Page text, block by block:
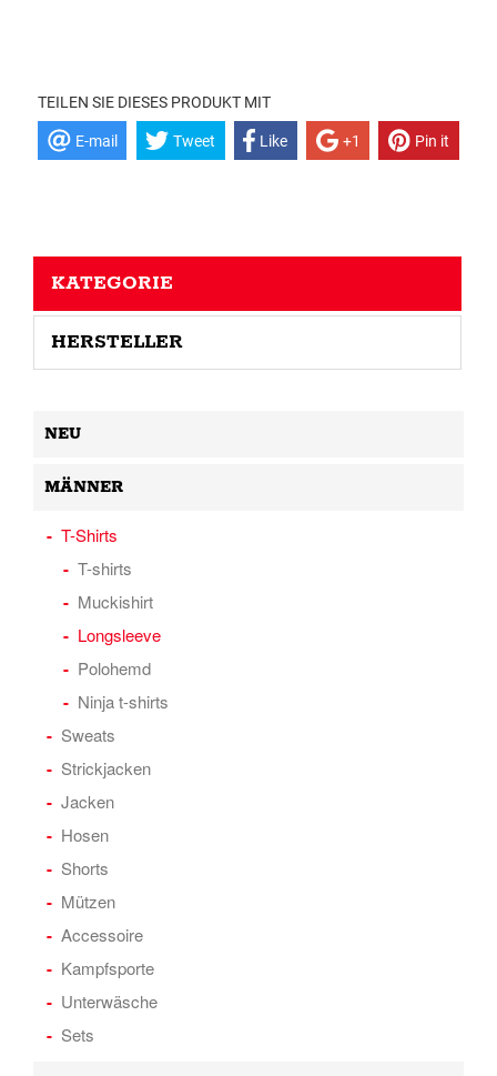
TEILEN SIE DIESES PRODUKT MIT
E-mail Tweet Like +1 Pin it
KATEGORIE
HERSTELLER
NEU
MÄNNER
T-Shirts
T-shirts
Muckishirt
Longsleeve
Polohemd
Ninja t-shirts
Sweats
Strickjacken
Jacken
Hosen
Shorts
Mützen
Accessoire
Kampfsporte
Unterwäsche
Sets